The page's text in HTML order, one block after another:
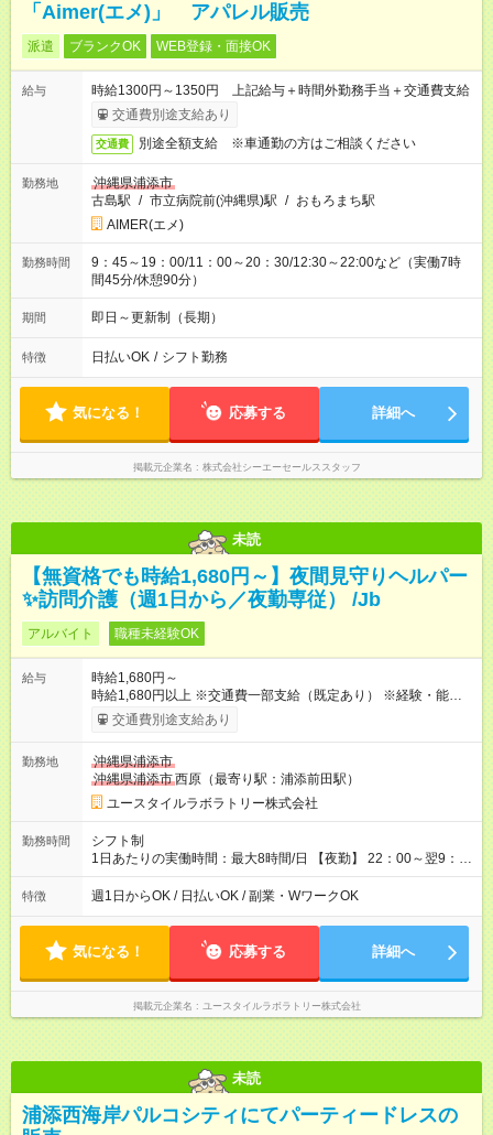
「Aimer(エメ)」 アパレル販売
派遣 ブランクOK WEB登録・面接OK
給与
時給1300円～1350円 上記給与＋時間外勤務手当＋交通費支給
交通費別途支給あり
交通費 別途全額支給 ※車通勤の方はご相談ください
勤務地
沖縄県浦添市
古島駅 / 市立病院前(沖縄県)駅 / おもろまち駅
AIMER(エメ)
勤務時間
9：45～19：00/11：00～20：30/12:30～22:00など（実働7時
間45分/休憩90分）
期間 即日～更新制（長期）
特徴 日払いOK / シフト勤務
気になる！ 応募する 詳細へ
掲載元企業名 株式会社シーエーセールススタッフ
未読
【無資格でも時給1,680円～】夜間見守りヘルパー
✨訪問介護（週1日から／夜勤専従） /Jb
アルバイト 職種未経験OK
給与
時給1,680円～
時給1,680円以上 ※交通費一部支給（既定あり） ※経験・能力を
考慮して決定します 【収入例】 週1回勤務の場合：1,680円×8時
間×4回=5万3,760円 週3回勤務の場合：1,680円×8時間×12回
月 ※ 雇用形態と給与に、本採用時と異なる部分があります。 雇
用形態：本採用時と同じです。 給与：時給 1,460円以上
交通費別途支給あり
勤務地
沖縄県浦添市
沖縄県浦添市西原（最寄り駅：浦添前田駅）
ユースタイルラボラトリー株式会社
勤務時間
シフト制
1日あたりの実働時間：最大8時間/日 【夜勤】 22：00～翌9：
00 ※週1日～OK ／ 夜勤専従 ＊＊ 勤務時間例 ＊＊ ■22時か
ら翌7時 ■23時から翌8時 ■24時から翌9時 など ※上記の時間
ます。 ※曜日固定（毎週同じ曜日での勤務となります）
特徴 週1日からOK / 日払いOK / 副業・WワークOK
気になる！ 応募する 詳細へ
掲載元企業名 ユースタイルラボラトリー株式会社
未読
浦添西海岸パルコシティにてパーティードレスの